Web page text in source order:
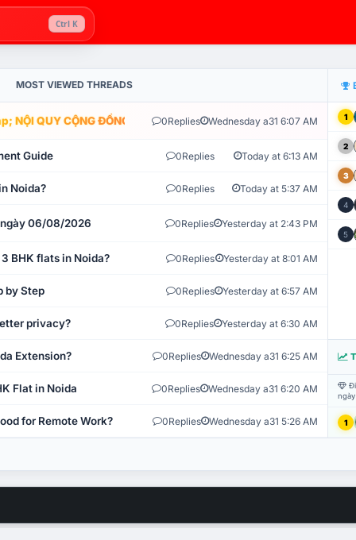
Ctrl K
MOST VIEWED THREADS
NỘI QUY CỘNG ĐỒNG VLIKE.VN: HỆ THỐNG GIÁM SÁT TỰ
0Replies Wednesday a31 6:07 AM
Guide 0Replies Today at 6:13 AM
Noida? 0Replies Today at 5:37 AM
ngày 06/08/2026 0Replies Yesterday at 2:43 PM
BHK flats in Noida? 0Replies Yesterday at 8:01 AM
by Step 0Replies Yesterday at 6:57 AM
privacy? 0Replies Yesterday at 6:30 AM
Extension? 0Replies Wednesday a31 6:25 AM
Flat in Noida 0Replies Wednesday a31 6:20 AM
for Remote Work? 0Replies Wednesday a31 5:26 AM
1
2
3
4
5
1